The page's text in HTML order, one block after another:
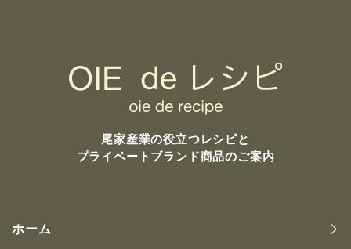
尾家産業の役立つレシピと
プライベートブランド商品のご案内
ホーム